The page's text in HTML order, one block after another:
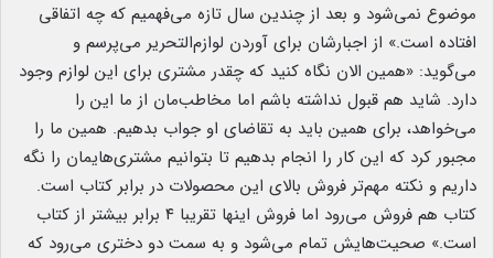
موضوع نمی‌شود و بعد از چندین سال تازه می‌فهمیم که چه اتفاقی
افتاده است.» از اجبارشان برای آوردن لوازم‌التحریر می‌پرسم و
می‌گوید: «همین الان نگاه کنید که چقدر مشتری برای این لوازم وجود
دارد. شاید هم قبول نداشته باشم اما مخاطب‌مان از ما این را
می‌خواهد، برای همین باید به تقاضای او جواب بدهیم. همین ما را
مجبور کرد که این کار را انجام بدهیم تا بتوانیم مشتری‌هایمان را نگه
داریم و نکته مهم‌تر فروش بالای این محصولات در برابر کتاب است.
کتاب هم فروش می‌رود اما فروش اینها تقریبا ۴ برابر بیشتر از کتاب
است.» صحیت‌هایش تمام می‌شود و به سمت دو دختری می‌رود که